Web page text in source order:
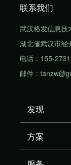
联系我们
武汉格发信息技
湖北省武汉市经
电话：155-
邮件：
发现
方案